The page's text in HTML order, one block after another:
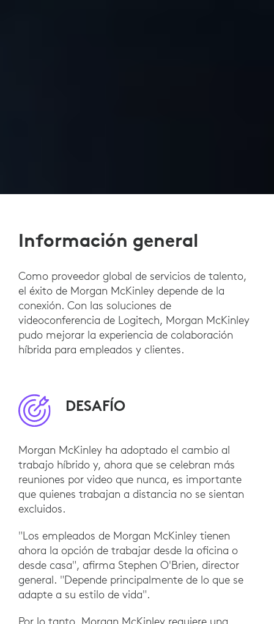
Información general
Como proveedor global de servicios de talento,
el éxito de Morgan McKinley depende de la
conexión. Con las soluciones de
videoconferencia de Logitech, Morgan McKinley
pudo mejorar la experiencia de colaboración
híbrida para empleados y clientes.
DESAFÍO
Morgan McKinley ha adoptado el cambio al
trabajo híbrido y, ahora que se celebran más
reuniones por video que nunca, es importante
que quienes trabajan a distancia no se sientan
excluidos.
"Los empleados de Morgan McKinley tienen
ahora la opción de trabajar desde la oficina o
desde casa", afirma Stephen O'Brien, director
general. "Depende principalmente de lo que se
adapte a su estilo de vida".
Por lo tanto, Morgan McKinley requiere una